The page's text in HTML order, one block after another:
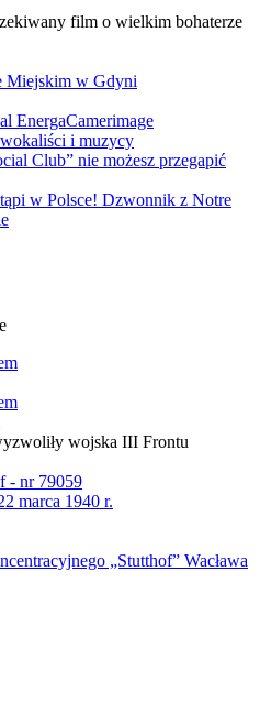
film o wielkim bohaterze
Miejskim w Gdyni
EnergaCamerimage
i muzycy
Club” nie możesz przegapić
w Polsce! Dzwonnik z Notre
wojska III Frontu
- nr 79059
marca 1940 r.
„Stutthof” Wacława